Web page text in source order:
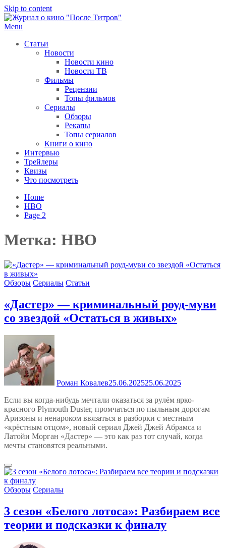
Skip to content
Menu
Статьи
Новости
Новости кино
Новости ТВ
Фильмы
Рецензии
Топы фильмов
Сериалы
Обзоры
Рекапы
Топы сериалов
Книги о кино
Интервью
Трейлеры
Квизы
Что посмотреть
Home
HBO
Page 2
Метка: HBO
Обзоры Сериалы Статьи
«Дастер» — криминальный роуд-муви
со звездой «Остаться в живых»
Роман Ковалев25.06.202525.06.2025
Если вы когда-нибудь мечтали оказаться за рулём ярко-
красного Plymouth Duster, промчаться по пыльным дорогам
Аризоны и ненароком ввязаться в разборки с местным
«крёстным отцом», новый сериал Джей Джей Абрамса и
Латойи Морган «Дастер» — это как раз тот случай, когда
мечты становятся реальными.
Обзоры Сериалы
3 сезон «Белого лотоса»: Разбираем все
теории и подсказки к финалу